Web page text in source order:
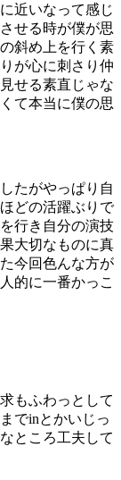
近いなって感じ
せる時が僕が思
斜め上を行く素
が心に刺さり仲
せる素直じゃな
て本当に僕の思
たがやっぱり自
どの活躍ぶりで
行き自分の演技
大切なものに真
今回色んな方が
的に一番かっこ
もふわっとして
でinとかいじっ
ところ工夫して